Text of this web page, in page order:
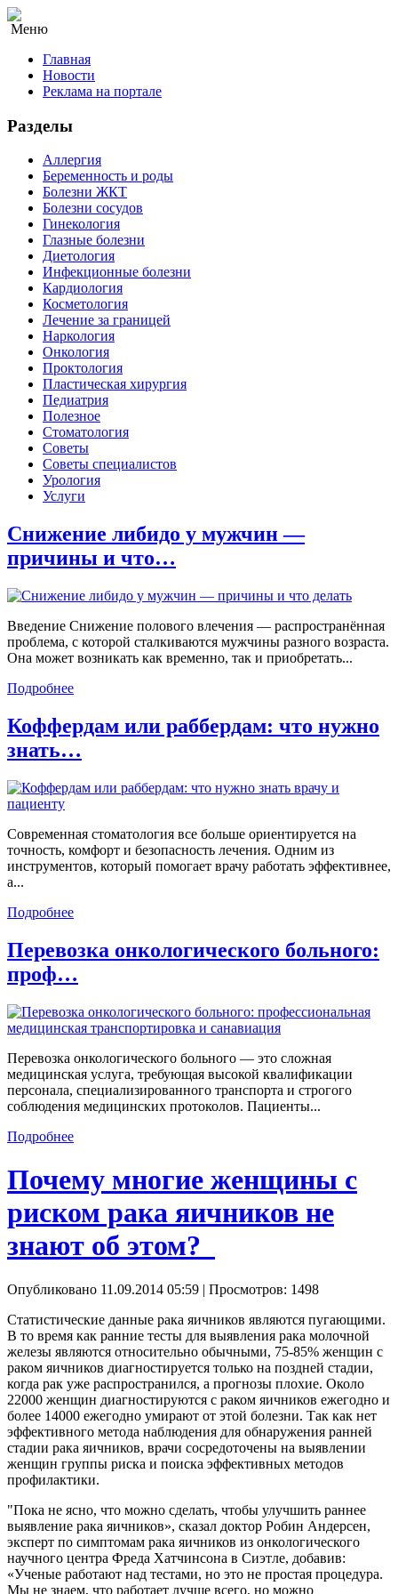
Меню
Главная
Новости
Реклама на портале
Разделы
Аллергия
Беременность и роды
Болезни ЖКТ
Болезни сосудов
Гинекология
Глазные болезни
Диетология
Инфекционные болезни
Кардиология
Косметология
Лечение за границей
Наркология
Онкология
Проктология
Пластическая хирургия
Педиатрия
Полезное
Стоматология
Советы
Советы специалистов
Урология
Услуги
Снижение либидо у мужчин —
причины и что…
Введение Снижение полового влечения — распространённая
проблема, с которой сталкиваются мужчины разного возраста.
Она может возникать как временно, так и приобретать...
Подробнее
Коффердам или раббердам: что нужно
знать…
Современная стоматология все больше ориентируется на
точность, комфорт и безопасность лечения. Одним из
инструментов, который помогает врачу работать эффективнее,
а...
Подробнее
Перевозка онкологического больного:
проф…
Перевозка онкологического больного — это сложная
медицинская услуга, требующая высокой квалификации
персонала, специализированного транспорта и строгого
соблюдения медицинских протоколов. Пациенты...
Подробнее
Почему многие женщины с
риском рака яичников не
знают об этом?
Опубликовано 11.09.2014 05:59 | Просмотров: 1498
Статистические данные рака яичников являются пугающими.
В то время как ранние тесты для выявления рака молочной
железы являются относительно обычными, 75-85% женщин с
раком яичников диагностируется только на поздней стадии,
когда рак уже распространился, а прогнозы плохие. Около
22000 женщин диагностируются с раком яичников ежегодно и
более 14000 ежегодно умирают от этой болезни. Так как нет
эффективного метода наблюдения для обнаружения ранней
стадии рака яичников, врачи сосредоточены на выявлении
женщин группы риска и поиска эффективных методов
профилактики.
"Пока не ясно, что можно сделать, чтобы улучшить раннее
выявление рака яичников», сказал доктор Робин Андерсен,
эксперт по симптомам рака яичников из онкологического
научного центра Фреда Хатчинсона в Сиэтле, добавив:
«Ученые работают над тестами, но это не простая процедура.
Мы не знаем, что работает лучше всего, но можно